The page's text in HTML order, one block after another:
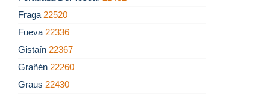
Fraga 22520
Fueva 22336
Gistaín 22367
Grañén 22260
Graus 22430